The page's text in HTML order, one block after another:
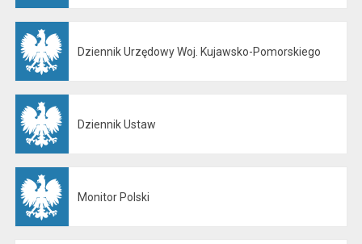
Dziennik Urzędowy Woj. Kujawsko-Pomorskiego
Dziennik Ustaw
Monitor Polski